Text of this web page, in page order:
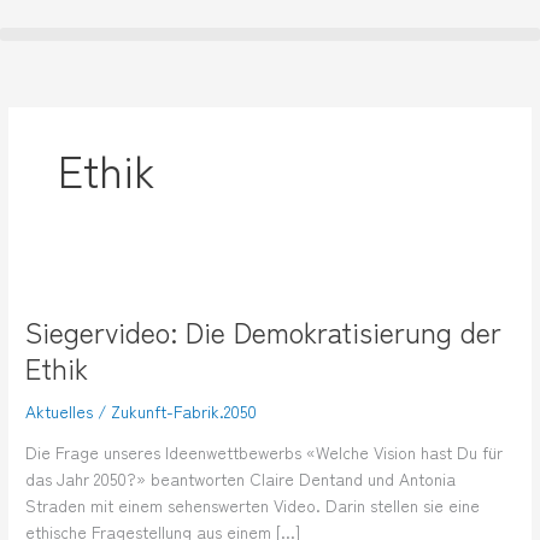
Ethik
Siegervideo: Die Demokratisierung der
Ethik
Aktuelles / Zukunft-Fabrik.2050
Die Frage unseres Ideenwettbewerbs «Welche Vision hast Du für
das Jahr 2050?» beantworten Claire Dentand und Antonia
Straden mit einem sehenswerten Video. Darin stellen sie eine
ethische Fragestellung aus einem […]
Demokratisierung
der
Ethik